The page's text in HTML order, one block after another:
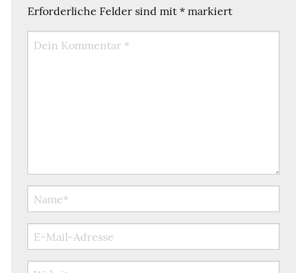
Erforderliche Felder sind mit * markiert